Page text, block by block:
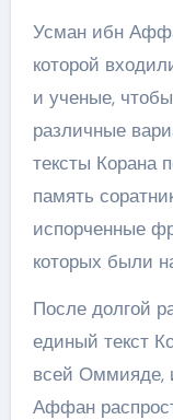
Усман ибн
которой
и ученые,
различные
тексты Корана
память
испорченные
которых были
После долгой
единый текст
всей Оммияде,
Аффан